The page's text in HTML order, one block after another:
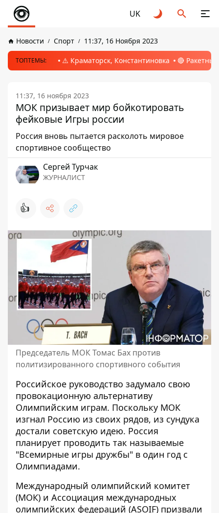
UK
Новости Спорт 11:37, 16 Ноября 2023
ТОПТЕМЫ: ⚠️ Краматорск, Константиновка 🔴
11:37, 16 ноября 2023
МОК призывает мир бойкотировать
фейковые Игры россии
Россия вновь пытается расколоть мировое
спортивное сообщество
Сергей Турчак
ЖУРНАЛИСТ
👍
Председатель МОК Томас Бах против
политизированного спортивного события
Российское руководство задумало свою
провокационную альтернативу
Олимпийским играм. Поскольку МОК
изгнал Россию из своих рядов, из сундука
достали советскую идею. Россия
планирует проводить так называемые
"Всемирные игры дружбы" в один год с
Олимпиадами.
Международный олимпийский комитет
(МОК) и Ассоциация международных
олимпийских федераций (ASOIF) призвали